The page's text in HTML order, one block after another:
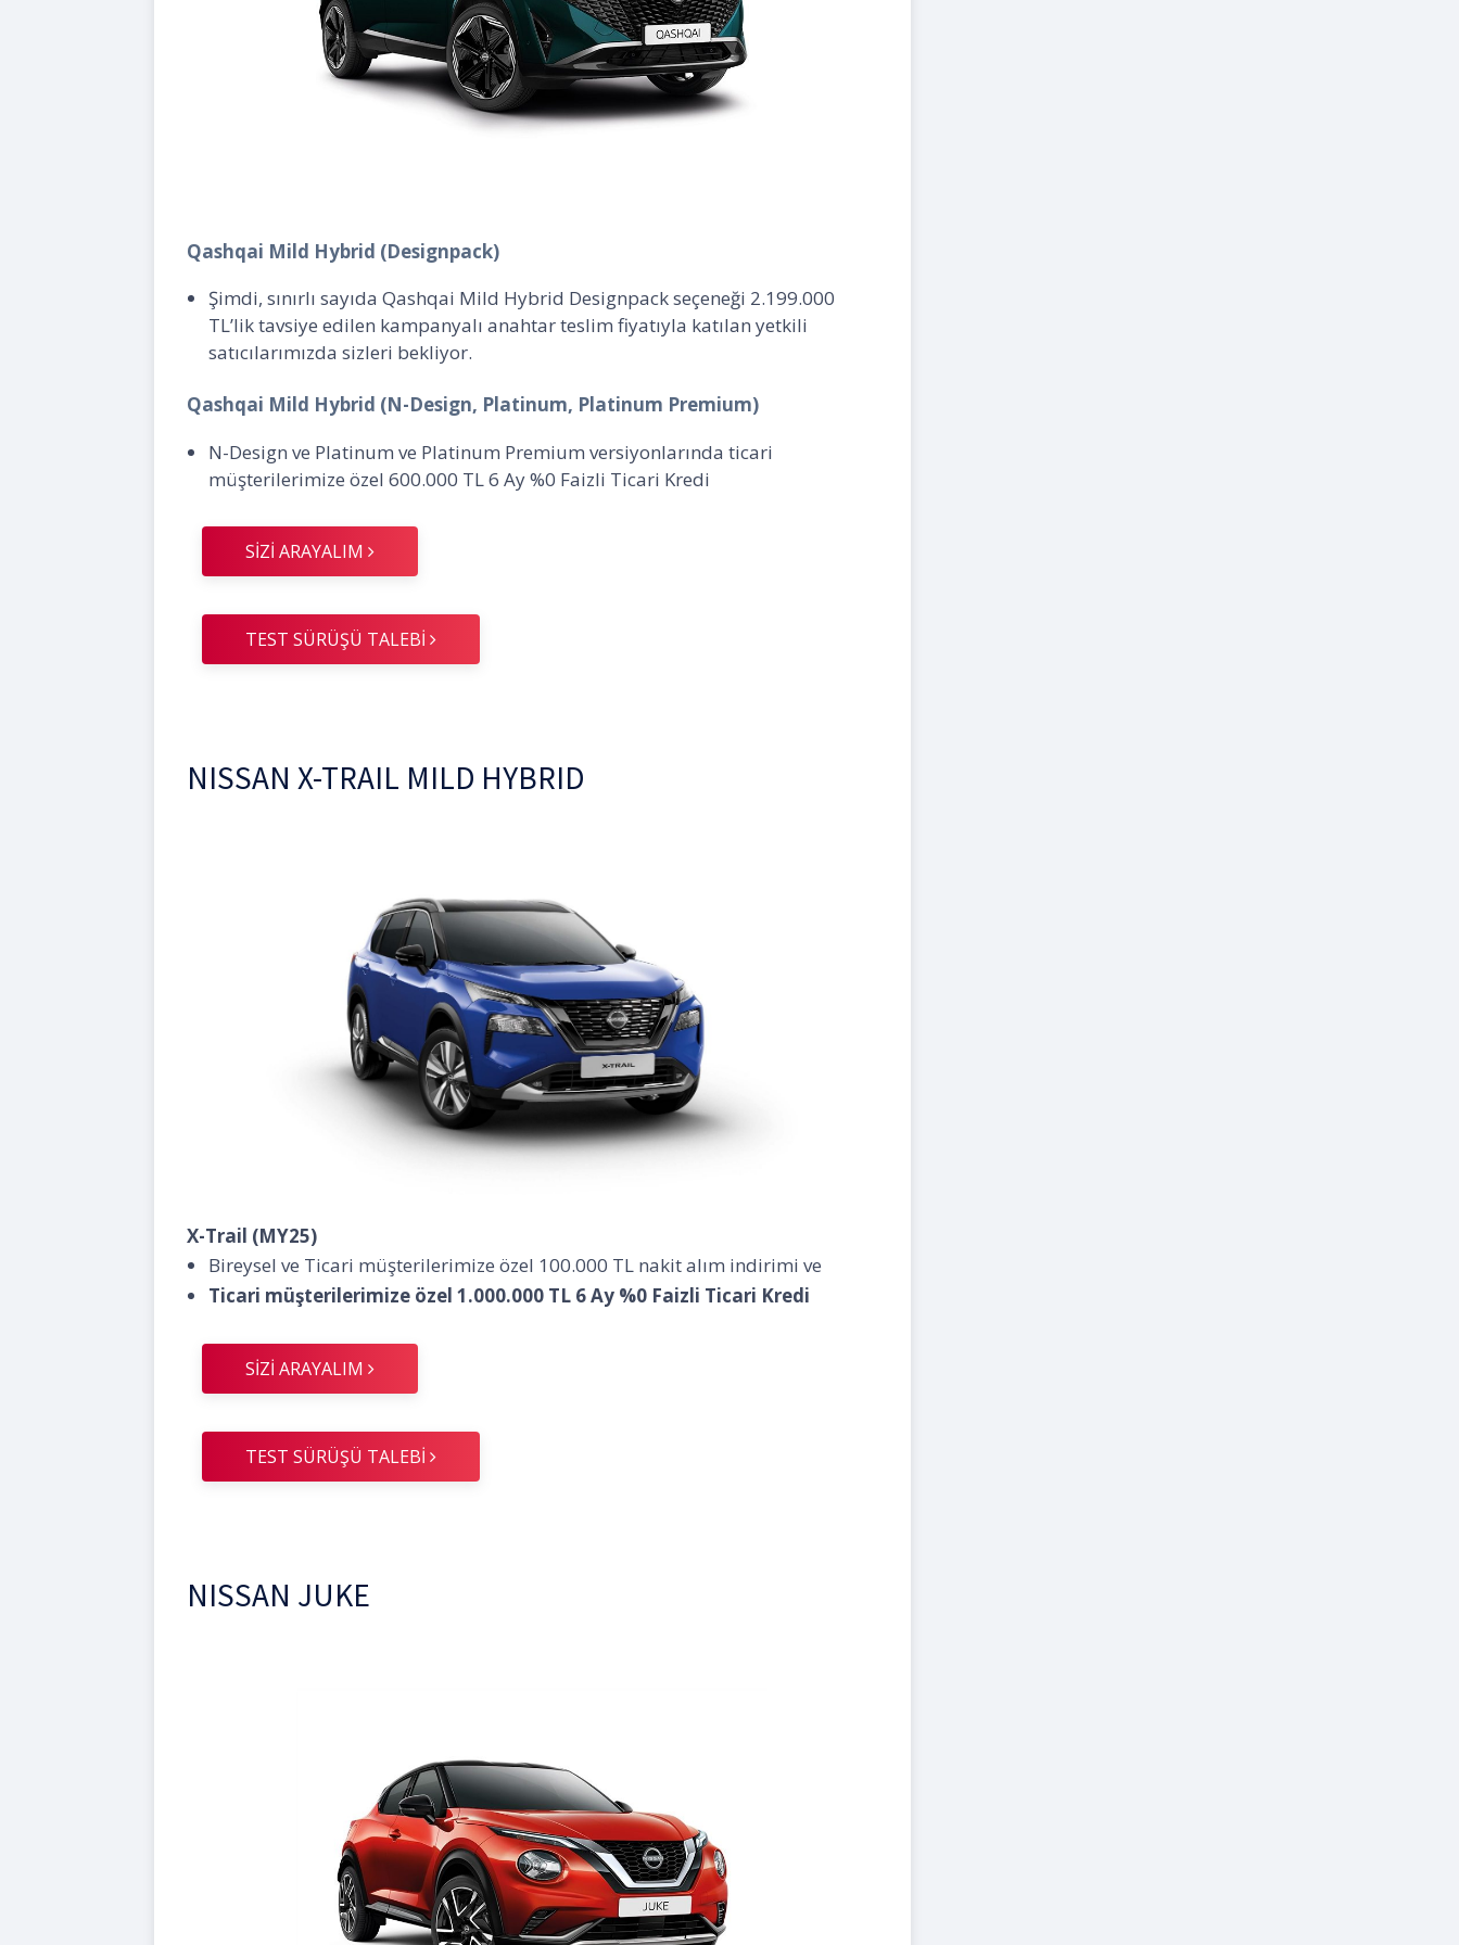
Qashqai Mild Hybrid (Designpack)
Şimdi, sınırlı sayıda Qashqai Mild Hybrid Designpack seçeneği 2.199.000
TL’lik tavsiye edilen kampanyalı anahtar teslim fiyatıyla katılan yetkili
satıcılarımızda sizleri bekliyor.
Qashqai Mild Hybrid (N-Design, Platinum, Platinum Premium)
N-Design ve Platinum ve Platinum Premium versiyonlarında ticari
müşterilerimize özel 600.000 TL 6 Ay %0 Faizli Ticari Kredi
SİZİ ARAYALIM
TEST SÜRÜŞÜ TALEBİ
NISSAN X-TRAIL MILD HYBRID
X-Trail (MY25)
Bireysel ve Ticari müşterilerimize özel 100.000 TL nakit alım indirimi ve
Ticari müşterilerimize özel 1.000.000 TL 6 Ay %0 Faizli Ticari Kredi
SİZİ ARAYALIM
TEST SÜRÜŞÜ TALEBİ
NISSAN JUKE